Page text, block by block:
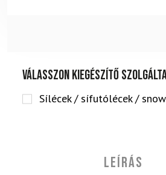
Válasszon kiegészítő
Sílécek / sífutólécek /
Leírás